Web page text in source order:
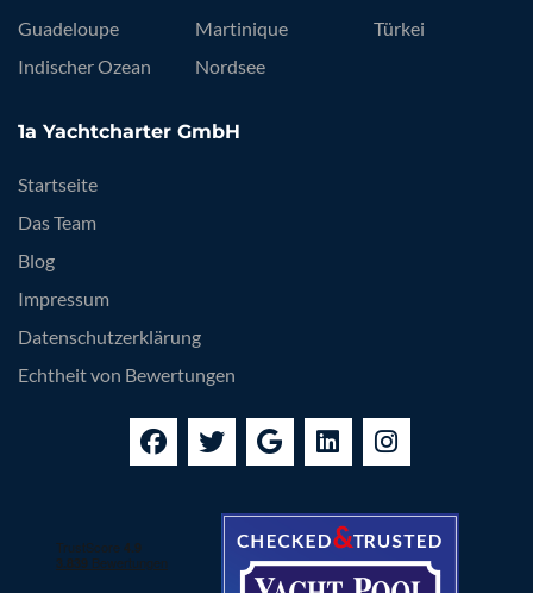
Guadeloupe
Indischer Ozean
Martinique
Nordsee
Türkei
1a Yachtcharter GmbH
Startseite
Das Team
Blog
Impressum
Datenschutzerklärung
Echtheit von Bewertungen